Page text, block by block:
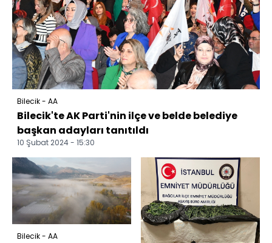
Bilecik - AA
Bilecik'te AK Parti'nin ilçe ve belde belediye
başkan adayları tanıtıldı
10 Şubat 2024 - 15:30
Bilecik - AA